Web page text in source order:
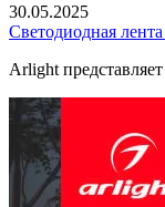
30.05.2025
Светодиодная
Arlight